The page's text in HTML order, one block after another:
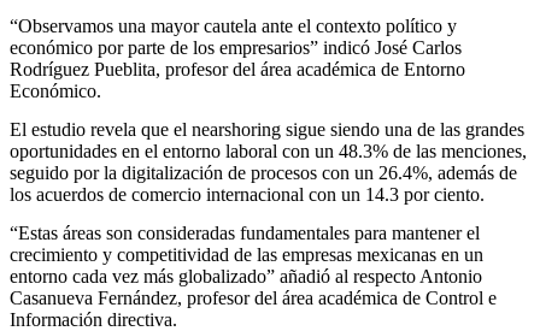
“Observamos una mayor cautela ante el contexto político y
económico por parte de los empresarios” indicó José Carlos
Rodríguez Pueblita, profesor del área académica de Entorno
Económico.
El estudio revela que el nearshoring sigue siendo una de las grandes
oportunidades en el entorno laboral con un 48.3% de las menciones,
seguido por la digitalización de procesos con un 26.4%, además de
los acuerdos de comercio internacional con un 14.3 por ciento.
“Estas áreas son consideradas fundamentales para mantener el
crecimiento y competitividad de las empresas mexicanas en un
entorno cada vez más globalizado” añadió al respecto Antonio
Casanueva Fernández, profesor del área académica de Control e
Información directiva.